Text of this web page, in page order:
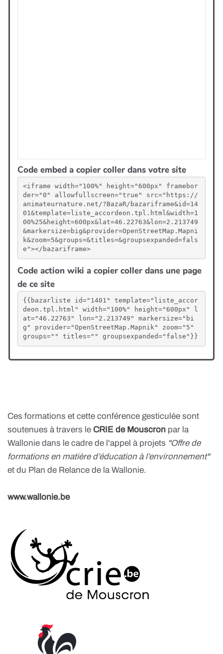
Code embed a copier coller dans votre site
<iframe width="100%" height="600px" framebor
der="0" allowfullscreen="true" src="https://
animateurnature.net/?BazaR/bazariframe&id=14
01&template=liste_accordeon.tpl.html&width=1
00%25&height=600px&lat=46.22763&lon=2.213749
&markersize=big&provider=OpenStreetMap.Mapni
k&zoom=5&groups=&titles=&groupsexpanded=fals
e"></bazariframe>
Code action wiki a copier coller dans une page
de ce site
{{bazarliste id="1401" template="liste_accor
deon.tpl.html" width="100%" height="600px" l
at="46.22763" lon="2.213749" markersize="bi
g" provider="OpenStreetMap.Mapnik" zoom="5"
groups="" titles="" groupsexpanded="false"}}